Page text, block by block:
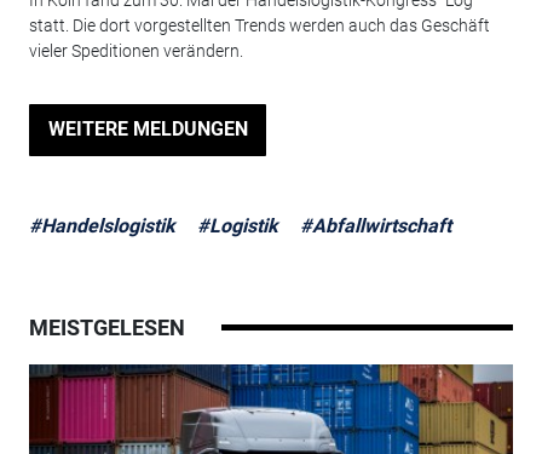
statt. Die dort vorgestellten Trends werden auch das Geschäft
vieler Speditionen verändern.
WEITERE MELDUNGEN
#Handelslogistik #Logistik #Abfallwirtschaft
MEISTGELESEN